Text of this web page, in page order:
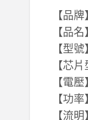
【品
【品
【型
【芯
【電
【功
【流